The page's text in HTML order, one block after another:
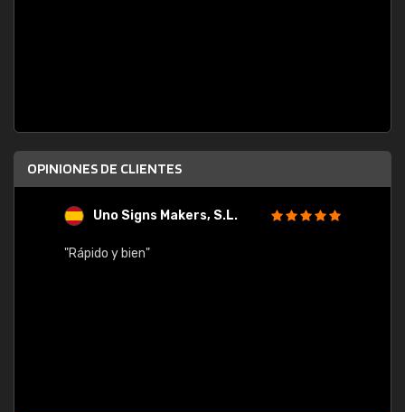
OPINIONES DE CLIENTES
Uno Signs Makers, S.L.
"Rápido y bien"